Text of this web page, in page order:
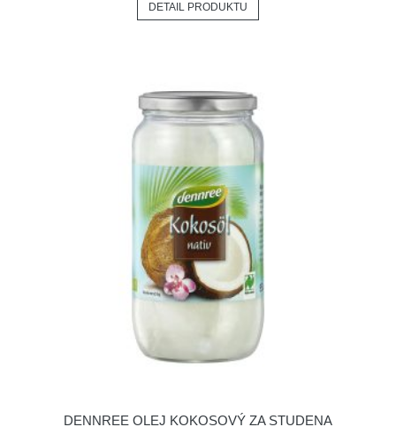
DETAIL PRODUKTU
DENNREE OLEJ KOKOSOVÝ ZA STUDENA